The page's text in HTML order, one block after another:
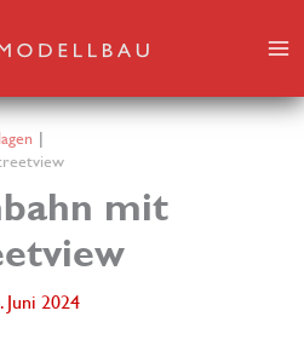
mit
Juni 2024